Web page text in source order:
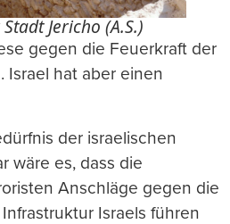
Jericho (A.S.)
gegen die Feuerkraft der
Israel hat aber einen
der israelischen
wäre es, dass die
Anschläge gegen die
Israels führen